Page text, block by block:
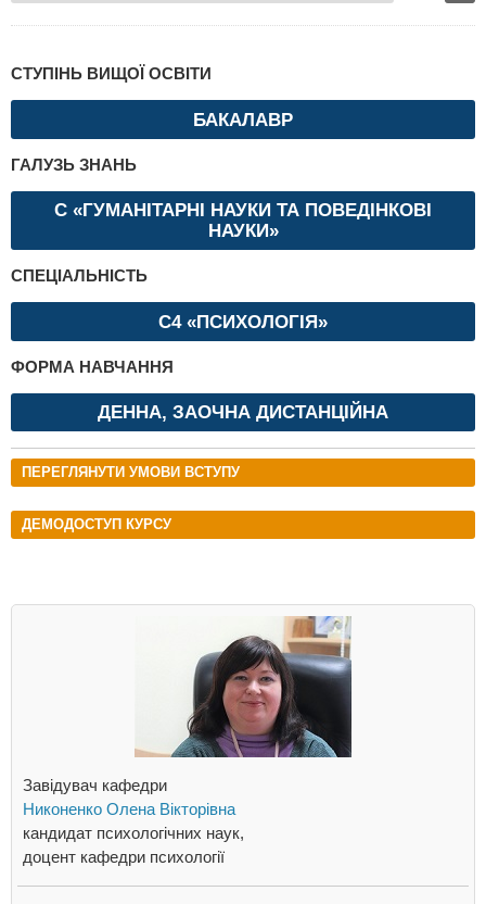
СТУПІНЬ ВИЩОЇ ОСВІТИ
БАКАЛАВР
ГАЛУЗЬ ЗНАНЬ
С «ГУМАНІТАРНІ НАУКИ ТА ПОВЕДІНКОВІ
НАУКИ»
СПЕЦІАЛЬНІСТЬ
C4 «ПСИХОЛОГІЯ»
ФОРМА НАВЧАННЯ
ДЕННА, ЗАОЧНА ДИСТАНЦІЙНА
ПЕРЕГЛЯНУТИ УМОВИ ВСТУПУ
ДЕМОДОСТУП КУРСУ
Завідувач кафедри
Никоненко Олена Вікторівна
кандидат психологічних наук,
доцент кафедри психології